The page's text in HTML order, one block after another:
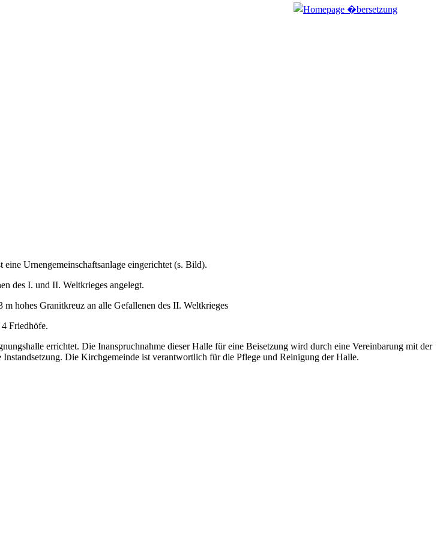
Urnengemeinschaftsanlage eingerichtet (s. Bild).
des I. und II. Weltkrieges angelegt.
hohes Granitkreuz an alle Gefallenen des II. Weltkrieges
Friedhöfe.
errichtet. Die Inanspruchnahme dieser Halle für eine Beisetzung wird durch eine Vereinbarung mit der
Die Kirchgemeinde ist verantwortlich für die Pflege und Reinigung der Halle.